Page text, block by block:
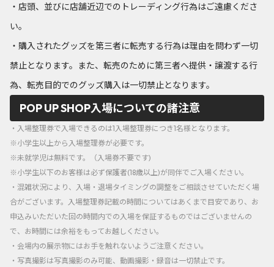
・店頭、並びに店舗近辺でのトレーディング行為はご遠慮くださ
い。
・購入されたグッズを第三者に転売する行為は理由を問わず一切
禁止となります。また、転売のために第三者へ提供・譲渡する行
為、転売目的でのグッズ購入は一切禁止となります。
POP UP SHOP入場についての諸注意
・入場整理券で入場できるのは1入場整理券につき1名様となります。
※小学生以上から入場整理券が必要です。
※未就学児は無料です。（入場券不要です)
※小学生以下のお客様は必ず保護者(18歳以上)が同伴でご入場ください。
・混雑状況により、入場・退場タイミングの調整をご相談させていただく場
合がございます。入場整理券記載の時間についてはあくまで目安であり、お
申込みいただいた回の時間内での入場を保証するものではございませんの
で、お時間には余裕をもってお越しください。
・会場内の展示物にはお手を触れないようご注意ください。
・写真撮影は写真撮影のみ可能、動画撮影・録音は一切禁止です。